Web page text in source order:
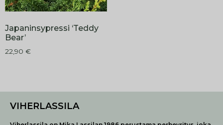
Japaninsypressi ‘Teddy
Bear’
22,90 €
VIHERLASSILA